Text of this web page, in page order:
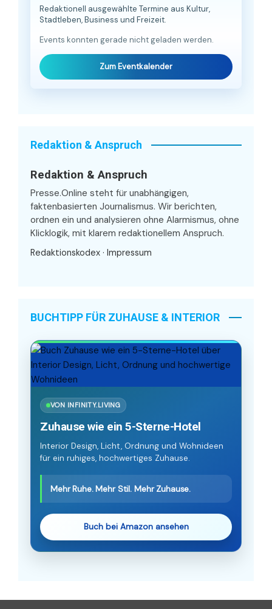
Redaktionell ausgewählte Termine aus Kultur,
Stadtleben, Business und Freizeit.
Events konnten gerade nicht geladen werden.
Zum Eventkalender
Redaktion & Anspruch
Redaktion & Anspruch
Presse.Online steht für unabhängigen,
faktenbasierten Journalismus. Wir berichten,
ordnen ein und analysieren ohne Alarmismus, ohne
Klicklogik, mit klarem redaktionellem Anspruch.
Redaktionskodex · Impressum
BUCHTIPP FÜR ZUHAUSE & INTERIOR
VON INFINITY.LIVING
Zuhause wie ein 5-Sterne-Hotel
Interior Design, Licht, Ordnung und Wohnideen
für ein ruhiges, hochwertiges Zuhause.
Mehr Ruhe. Mehr Stil. Mehr Zuhause.
Buch bei Amazon ansehen